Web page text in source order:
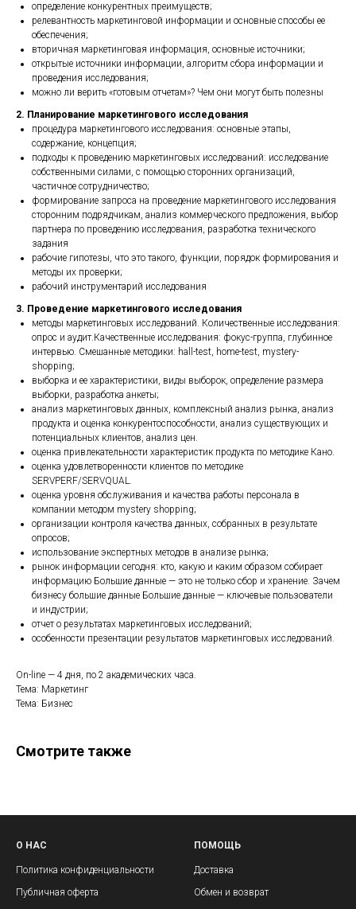
определение конкурентных преимуществ;
релевантность маркетинговой информации и основные способы ее
обеспечения;
вторичная маркетинговая информация, основные источники;
открытые источники информации, алгоритм сбора информации и
проведения исследования;
можно ли верить «готовым отчетам»? Чем они могут быть полезны
2. Планирование маркетингового исследования
процедура маркетингового исследования: основные этапы,
содержание, концепция;
подходы к проведению маркетинговых исследований: исследование
собственными силами, с помощью сторонних организаций,
частичное сотрудничество;
формирование запроса на проведение маркетингового исследования
сторонним подрядчикам, анализ коммерческого предложения, выбор
партнера по проведению исследования, разработка технического
задания
рабочие гипотезы, что это такого, функции, порядок формирования и
методы их проверки;
рабочий инструментарий исследования
3. Проведение маркетингового исследования
методы маркетинговых исследований. Количественные исследования:
опрос и аудит.Качественные исследования: фокус-группа, глубинное
интервью. Смешанные методики: hall-test, home-test, mystery-
shopping;
выборка и ее характеристики, виды выборок, определение размера
выборки, разработка анкеты;
анализ маркетинговых данных, комплексный анализ рынка, анализ
продукта и оценка конкурентоспособности, анализ существующих и
потенциальных клиентов, анализ цен.
оценка привлекательности характеристик продукта по методике Кано.
оценка удовлетворенности клиентов по методике
SERVPERF/SERVQUAL.
оценка уровня обслуживания и качества работы персонала в
компании методом mystery shopping;
организации контроля качества данных, собранных в результате
опросов;
использование экспертных методов в анализе рынка;
рынок информации сегодня: кто, какую и каким образом собирает
информацию Большие данные — это не только сбор и хранение. Зачем
бизнесу большие данные Большие данные — ключевые пользователи
и индустрии;
отчет о результатах маркетинговых исследований;
особенности презентации результатов маркетинговых исследований.
On-line — 4 дня, по 2 академических часа.
Тема: Маркетинг
Тема: Бизнес
Смотрите также
О НАС
Политика конфиденциальности
Публичная оферта
ПОМОЩЬ
Доставка
Обмен и возврат